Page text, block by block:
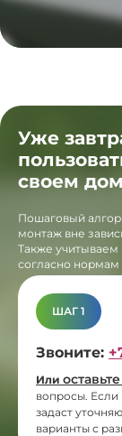
Уже
своем
Пошаговый
монтаж вне
Также
согласно
ШАГ 1
Звоните:
Или
вопросы. Если
задаст
варианты с